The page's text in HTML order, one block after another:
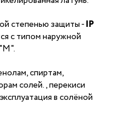
степенью защиты -IP
с типом наружной
спиртам,
солей., перекиси
в солёной